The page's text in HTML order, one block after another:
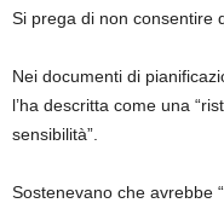
Si prega di non consentire
Nei documenti di
l’ha descritta come una
sensibilità”.
Sostenevano che avrebbe